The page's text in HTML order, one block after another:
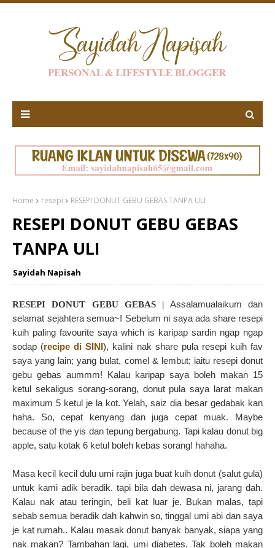
Home resepi RESEPI DONUT GEBU GEBAS TANPA ULI
RESEPI DONUT GEBU GEBAS
TANPA ULI
Sayidah Napisah
RESEPI DONUT GEBU GEBAS | Assalamualaikum dan
selamat sejahtera semua~! Sebelum ni saya ada share resepi
kuih paling favourite saya which is karipap sardin ngap ngap
sodap (recipe di SINI), kalini nak share pula resepi kuih fav
saya yang lain; yang bulat, comel & lembut; iaitu resepi donut
gebu gebas aummm! Kalau karipap saya boleh makan 15
ketul sekaligus sorang-sorang, donut pula saya larat makan
maximum 5 ketul je la kot. Yelah, saiz dia besar gedabak kan
haha. So, cepat kenyang dan juga cepat muak. Maybe
because of the yis dan tepung bergabung. Tapi kalau donut big
apple, satu kotak 6 ketul boleh kebas sorang! hahaha.
Masa kecil kecil dulu umi rajin juga buat kuih donut (salut gula)
untuk kami adik beradik. tapi bila dah dewasa ni, jarang dah.
Kalau nak atau teringin, beli kat luar je. Bukan malas, tapi
sebab semua beradik dah kahwin so, tinggal umi abi dan saya
je kat rumah.. Kalau masak donut banyak banyak, siapa yang
nak makan? Tambahan lagi, umi diabetes. Tak boleh makan